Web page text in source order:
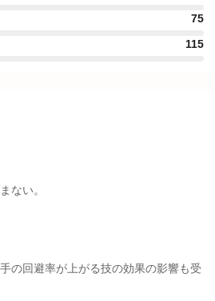
75
115
ない。
の回避率が上がる技の効果の影響も受